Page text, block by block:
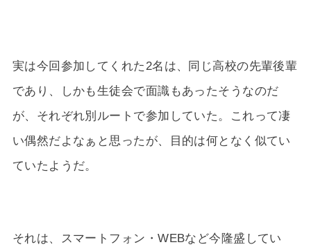
実は今回参加してくれた2名は、同じ高校の先輩後輩
であり、しかも生徒会で面識もあったそうなのだ
が、それぞれ別ルートで参加していた。これって凄
い偶然だよなぁと思ったが、目的は何となく似てい
ていたようだ。
それは、スマートフォン・WEBなど今隆盛してい